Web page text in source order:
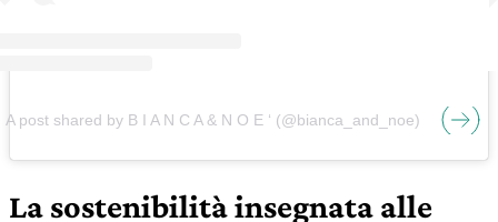
A post shared by B I A N C A & N O E ‘ (@bianca_and_noe)
La sostenibilità insegnata alle